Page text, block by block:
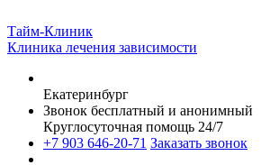
Тайм-Клиник
Клиника лечения зависимости
Екатеринбург
Звонок бесплатный и анонимный
Круглосуточная помощь 24/7
+7 903 646-20-71 Заказать звонок